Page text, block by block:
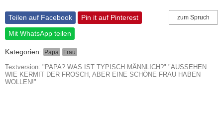
zum Spruch
Teilen auf Facebook
Pin it auf Pinterest
Mit WhatsApp teilen
Kategorien: Papa Frau
Textversion: "PAPA? WAS IST TYPISCH MÄNNLICH?" "AUSSEHEN
WIE KERMIT DER FROSCH, ABER EINE SCHÖNE FRAU HABEN
WOLLEN!"